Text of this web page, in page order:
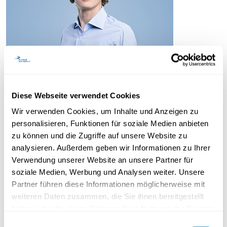
Diese Webseite verwendet Cookies
Wir verwenden Cookies, um Inhalte und Anzeigen zu
personalisieren, Funktionen für soziale Medien anbieten
zu können und die Zugriffe auf unsere Website zu
analysieren. Außerdem geben wir Informationen zu Ihrer
Verwendung unserer Website an unsere Partner für
soziale Medien, Werbung und Analysen weiter. Unsere
Partner führen diese Informationen möglicherweise mit
weiteren Daten zusammen, die Sie ihnen bereitgestellt
Dr Francesco Zerman
Postdoctorant